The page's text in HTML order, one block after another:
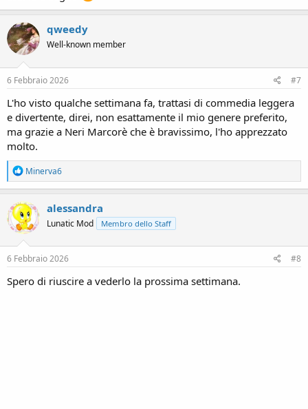
qweedy
Well-known member
6 Febbraio 2026 #7
L'ho visto qualche settimana fa, trattasi di commedia leggera
e divertente, direi, non esattamente il mio genere preferito,
ma grazie a Neri Marcorè che è bravissimo, l'ho apprezzato
molto.
R
e
a
c
t
i
o
n
s
Minerva6
alessandra
Lunatic Mod Membro dello Staff
6 Febbraio 2026 #8
Spero di riuscire a vederlo la prossima settimana.